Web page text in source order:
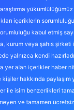
yükümlülüğümüz
içeriklerin
kabul etmiş
kurum veya şahıs şirketi
yalnızca kendi
yer alan içerikler haber
hakkında paylaşım
ile isim benzerlikleri
ve tamamen